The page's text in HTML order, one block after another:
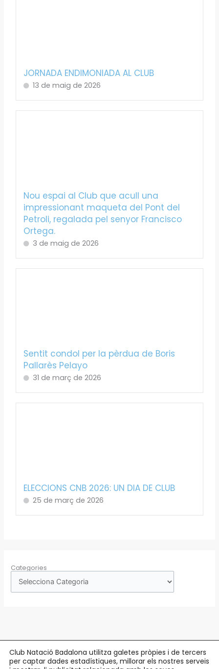
JORNADA ENDIMONIADA AL CLUB
13 de maig de 2026
Nou espai al Club que acull una
impressionant maqueta del Pont del
Petroli, regalada pel senyor Francisco
Ortega.
3 de maig de 2026
Sentit condol per la pèrdua de Boris
Pallarès Pelayo
31 de març de 2026
ELECCIONS CNB 2026: UN DIA DE CLUB
25 de març de 2026
Categories
Club Natació Badalona utilitza galetes pròpies i de tercers
per captar dades estadístiques, millorar els nostres serveis